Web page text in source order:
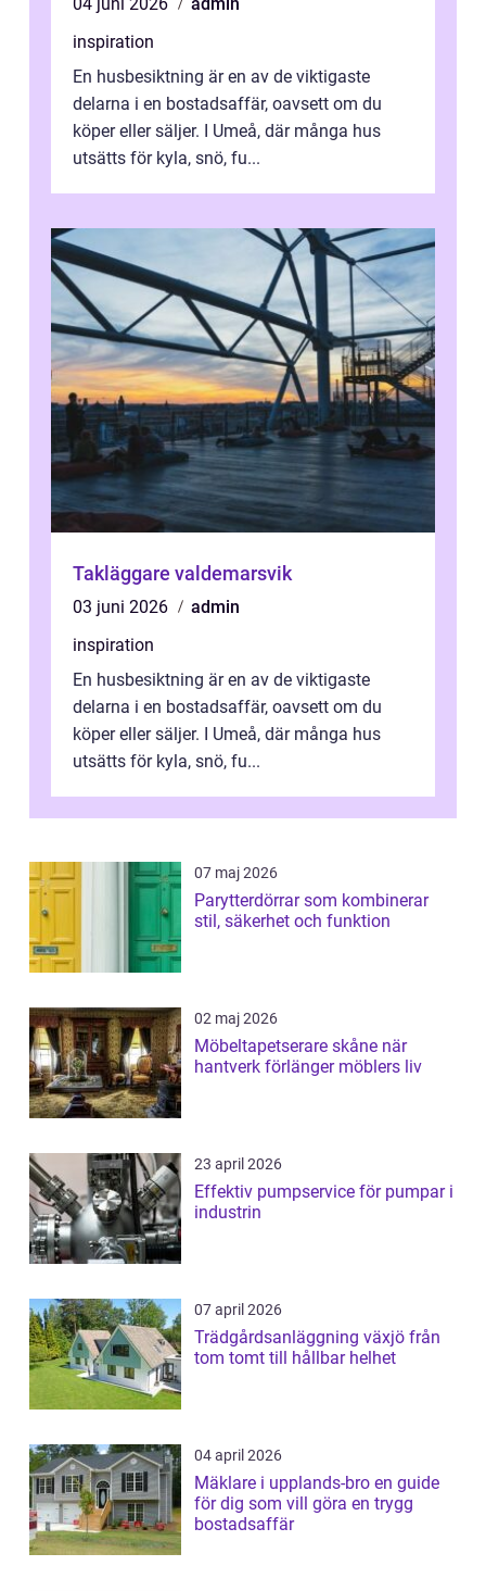
inspiration
En husbesiktning är en av de viktigaste
delarna i en bostadsaffär, oavsett om du
köper eller säljer. I Umeå, där många hus
utsätts för kyla, snö, fu...
Takläggare valdemarsvik
03 juni 2026
admin
inspiration
En husbesiktning är en av de viktigaste
delarna i en bostadsaffär, oavsett om du
köper eller säljer. I Umeå, där många hus
utsätts för kyla, snö, fu...
07 maj 2026
Parytterdörrar som kombinerar
stil, säkerhet och funktion
02 maj 2026
Möbeltapetserare skåne när
hantverk förlänger möblers liv
23 april 2026
Effektiv pumpservice för pumpar i
industrin
07 april 2026
Trädgårdsanläggning växjö från
tom tomt till hållbar helhet
04 april 2026
Mäklare i upplands-bro en guide
för dig som vill göra en trygg
bostadsaffär